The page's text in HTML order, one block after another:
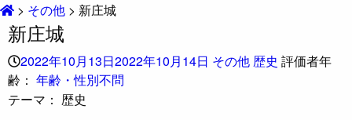
> その他 > 新庄城
新庄城
2022年10月13日2022年10月14日 その他 歴史 評価者年
齢： 年齢・性別不問
テーマ： 歴史